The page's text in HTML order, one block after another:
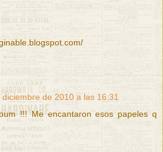
diciembre de 2010 a las 16:31
!!! Me encantaron esos papeles q